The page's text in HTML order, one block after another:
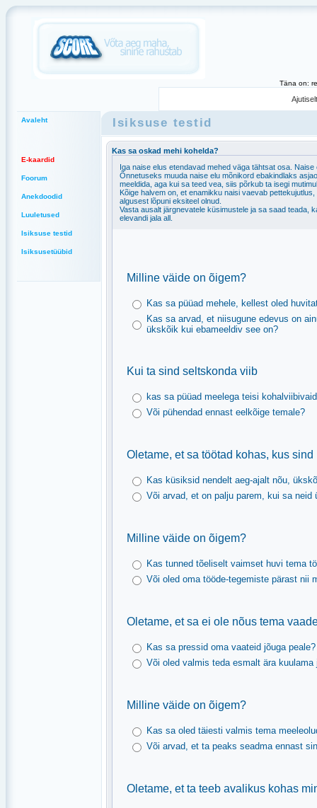
Täna on:
Avaleht
E-kaardid
Foorum
Anekdoodid
Luuletused
Isiksuse testid
Isiksusetüübid
Isiksuse testid
Kas sa oskad mehi kohelda?
Iga naise elus etendavad mehed väga tähtsat osa.
Õnnetuseks muuda naise elu mõnikord ebakindlaks
meeldida, aga kui sa teed vea, siis põrkub ta isegi
Kõige halvem on, et enamikku naisi vaevab
algusest lõpuni eksiteel olnud.
Vasta ausalt järgnevatele küsimustele ja sa saad teada,
elevandi jala all.
Milline väide on õigem?
Kas sa püüad mehele, kellest oled
Kas sa arvad, et niisugune edevus on
ükskõik kui ebameeldiv see on?
Kui ta sind seltskonda viib
kas sa püüad meelega teisi
Või pühendad ennast eelkõige temale?
Oletame, et sa töötad kohas, kus
Kas küsiksid nendelt aeg-ajalt nõu,
Või arvad, et on palju parem, kui sa neid
Milline väide on õigem?
Kas tunned tõeliselt vaimset huvi tema
Või oled oma tööde-tegemiste pärast nii
Oletame, et sa ei ole nõus tema
Kas sa pressid oma vaateid jõuga peale?
Või oled valmis teda esmalt ära
Milline väide on õigem?
Kas sa oled täiesti valmis tema
Või arvad, et ta peaks seadma ennast
Oletame, et ta teeb avalikus kohas